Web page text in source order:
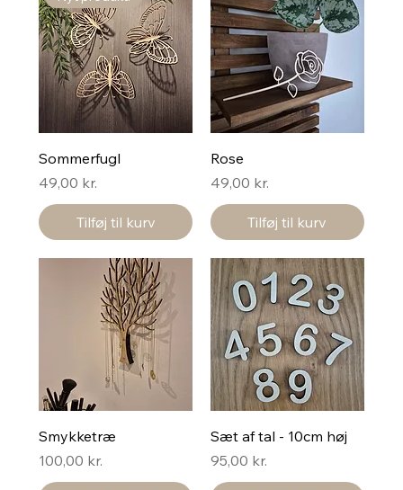
Sommerfugl
Pris
49,00 kr.
Tilføj til kurv
Rose
Pris
49,00 kr.
Tilføj til kurv
Smykketræ
Pris
100,00 kr.
Sæt af tal - 10cm høj
Pris
95,00 kr.